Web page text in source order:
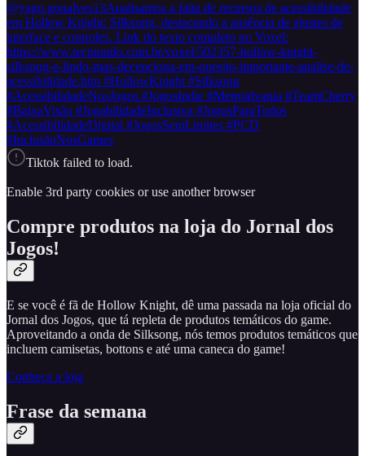
@yago.gonalves13Analisamos a falta de recursos de acessibilidade
em Hollow Knight: Silksong, destacando a ausência de ajustes de
interface e controles. Link do texto completo no Voxel:
https://www.tecmundo.com.br/voxel/502357-hollow-knight-
silksong-e-lindo-mas-decepciona-em-quesito-importante-analise-de-
acessibilidade.htm #HollowKnight #Silksong
#AcessibilidadeNosJogos #JogosIndie #Metroidvania #TeamCherry
#BaixaVisão #JogabilidadeInclusiva #JogosParaTodos
#AcessibilidadeDigital #JogosSemLimites #PCD
#InclusãoNosGames
Tiktok failed to load.
Enable 3rd party cookies or use another browser
Compre produtos na loja do Jornal dos
Jogos!
E se você é fã de Hollow Knight, dê uma passada na loja oficial do
Jornal dos Jogos, que tá repleta de produtos temáticos do game.
Aproveitando a onda de Silksong, nós temos produtos temáticos que
incluem camisetas, bottons e até uma caneca do game!
Conheça a loja
Frase da semana